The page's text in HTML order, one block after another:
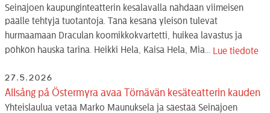
Seinäjoen kaupunginteatterin kesälavalla nähdään viimeisen
päälle tehtyjä tuotantoja. Tänä kesänä yleisön tulevat
hurmaamaan Draculan koomikkokvartetti, huikea lavastus ja
pöhkön hauska tarina. Heikki Hela, Kaisa Hela, Mia... Lue tiedote
27.5.2026
Allsång på Östermyra avaa Törnävän kesäteatterin kauden
Yhteislaulua vetää Marko Maunuksela ja säestää Seinäjoen